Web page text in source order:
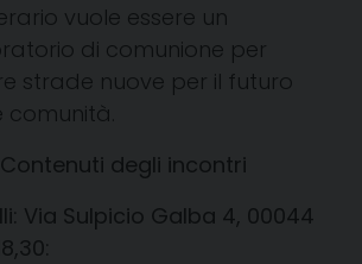
vuole essere un
di comunione per
strade nuove per il futuro
comunità.
degli incontri
Via Sulpicio Galba 4, 00044